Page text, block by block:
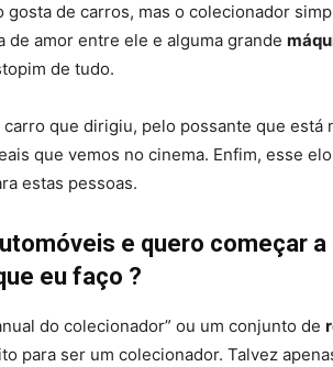
gosta de carros, mas o colecionador
de amor entre ele e alguma grande
de tudo.
que dirigiu, pelo possante que está
que vemos no cinema. Enfim, esse
estas pessoas.
e quero começar
eu faço ?
do colecionador” ou um conjunto de
para ser um colecionador. Talvez